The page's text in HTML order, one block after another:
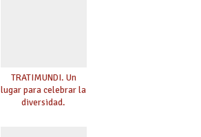
TRATIMUNDI. Un
lugar para celebrar la
diversidad.